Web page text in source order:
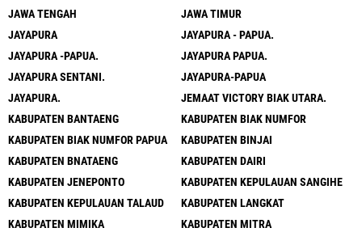
JAWA TENGAH
JAWA TIMUR
JAYAPURA
JAYAPURA - PAPUA.
JAYAPURA -PAPUA.
JAYAPURA PAPUA.
JAYAPURA SENTANI.
JAYAPURA-PAPUA
JAYAPURA.
JEMAAT VICTORY BIAK UTARA.
KABUPATEN BANTAENG
KABUPATEN BIAK NUMFOR
KABUPATEN BIAK NUMFOR PAPUA
KABUPATEN BINJAI
KABUPATEN BNATAENG
KABUPATEN DAIRI
KABUPATEN JENEPONTO
KABUPATEN KEPULAUAN SANGIHE
KABUPATEN KEPULAUAN TALAUD
KABUPATEN LANGKAT
KABUPATEN MIMIKA
KABUPATEN MITRA